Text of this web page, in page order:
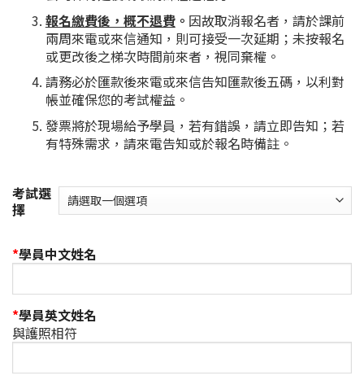
報名繳費後，概不退費。 因故取消報名者，請於課前
兩周來電或來信通知，則可接受一次延期；未按報名
或更改後之梯次時間前來者，視同棄權。
請務必於匯款後來電或來信告知匯款後五碼，以利對
帳並確保您的考試權益。
發票將於現場給予學員，若有錯誤，請立即告知；若
有特殊需求，請來電告知或於報名時備註。
考試選
擇
*學員中文姓名
*學員英文姓名
與護照相符